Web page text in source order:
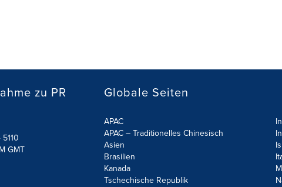
zu PR
GMT
Globale Seiten
APAC
APAC – Traditionelles Chinesisch
Asien
Brasilien
Kanada
Tschechische Republik